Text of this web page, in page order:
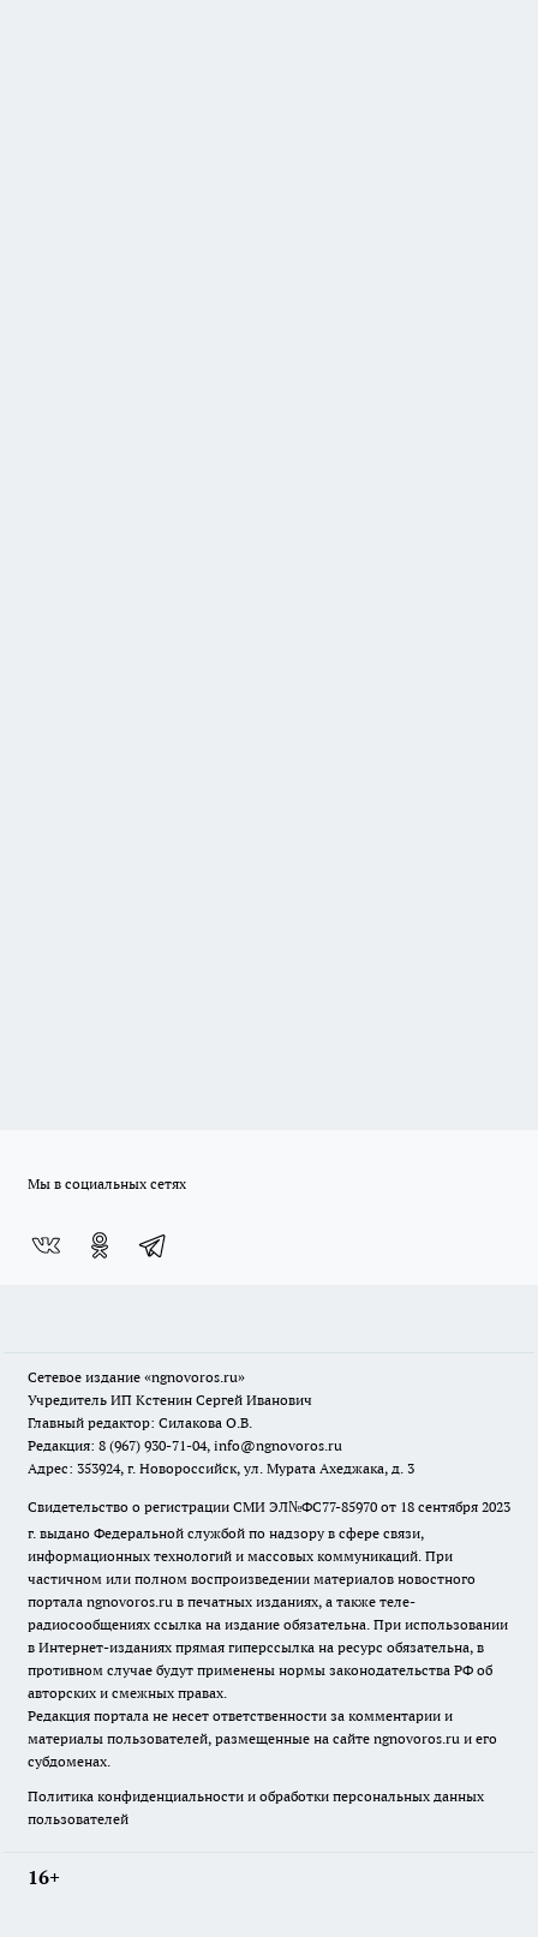
Мы в социальных сетях
Сетевое издание «ngnovoros.ru»
Учредитель ИП Кстенин Сергей Иванович
Главный редактор: Силакова О.В.
Редакция: 8 (967) 930-71-04, info@ngnovoros.ru
Адрес: 353924, г. Новороссийск, ул. Мурата Ахеджака, д. 3
Свидетельство о регистрации СМИ ЭЛ№ФС77-85970 от 18 сентября 2023
г. выдано Федеральной службой по надзору в сфере связи,
информационных технологий и массовых коммуникаций. При
частичном или полном воспроизведении материалов новостного
портала ngnovoros.ru в печатных изданиях, а также теле-
радиосообщениях ссылка на издание обязательна. При использовании
в Интернет-изданиях прямая гиперссылка на ресурс обязательна, в
противном случае будут применены нормы законодательства РФ об
авторских и смежных правах.
Редакция портала не несет ответственности за комментарии и
материалы пользователей, размещенные на сайте ngnovoros.ru и его
субдоменах.
Политика конфиденциальности и обработки персональных данных
пользователей
16+